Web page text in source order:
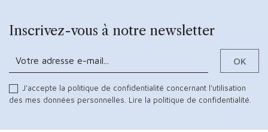
Inscrivez-vous à notre newsletter
J'accepte la politique de confidentialité concernant l'utilisation
des mes données personnelles. Lire la politique de confidentialité